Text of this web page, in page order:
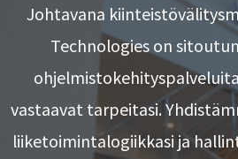
Johtavana
Technologies on
vastaavat tarpeitasi.
liiketoimintalogiikkasi ja